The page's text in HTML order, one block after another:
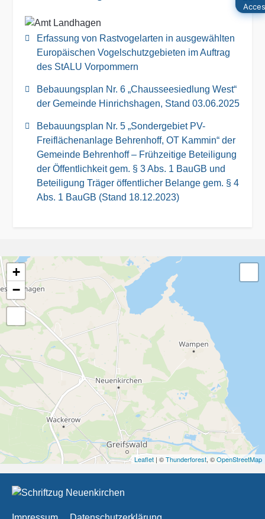
Erfassung von Rastvogelarten in ausgewählten
Europäischen Vogelschutzgebieten im Auftrag
des StALU Vorpommern
Bebauungsplan Nr. 6 „Chausseesiedlung West“
der Gemeinde Hinrichshagen, Stand 03.06.2025
Bebauungsplan Nr. 5 „Sondergebiet PV-
Freiflächenanlage Behrenhoff, OT Kammin“ der
Gemeinde Behrenhoff – Frühzeitige Beteiligung
der Öffentlichkeit gem. § 3 Abs. 1 BauGB und
Beteiligung Träger öffentlicher Belange gem. § 4
Abs. 1 BauGB (Stand 18.12.2023)
+
−
Leaflet | ©Thunderforest, ©OpenStreetMap